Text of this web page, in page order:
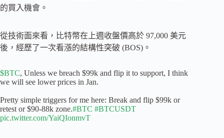
的買入機會。
從技術面來看，比特幣在上週收盤價高於 97,000 美元
後，經歷了一次看漲的結構性突破 (BOS)。
$BTC, Unless we breach $99k and flip it to support, I think
we will see lower prices in Jan.
Pretty simple triggers for me here: Break and flip $99k or
retest or $90-88k zone.#BTC #BTCUSDT
pic.twitter.com/YaiQIonmvT